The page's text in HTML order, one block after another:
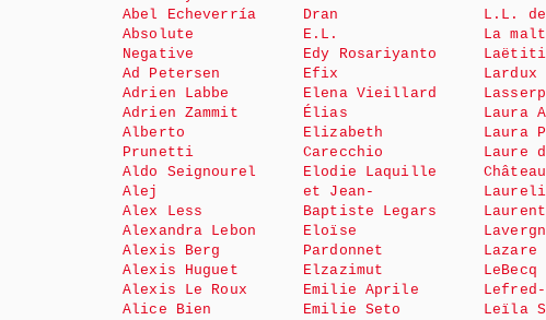
Abel Echeverría
Absolute
Negative
Ad Petersen
Adrien Labbe
Adrien Zammit
Alberto
Prunetti
Aldo Seignourel
Alej
Alex Less
Alexandra Lebon
Alexis Berg
Alexis Huguet
Alexis Le Roux
Alice Bien
Dran
E.L.
Edy Rosariyanto
Efix
Elena Vieillard
Élias
Elizabeth
Carecchio
Elodie Laquille
et Jean-
Baptiste Legars
Eloïse
Pardonnet
Elzazimut
Emilie Aprile
Emilie Seto
L.L. de
La
Lardux
Laura
Laura
Laure
Lazare
LeBecq
Lefred-
Leïla